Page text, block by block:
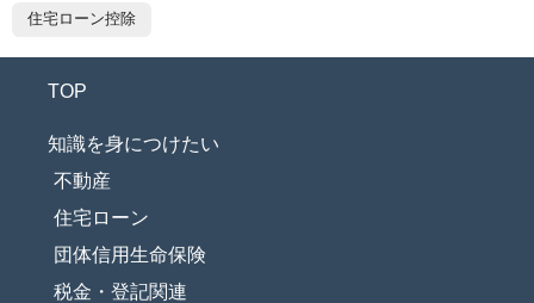
住宅ローン控除
TOP
知識を身につけたい
不動産
住宅ローン
団体信用生命保険
税金・登記関連